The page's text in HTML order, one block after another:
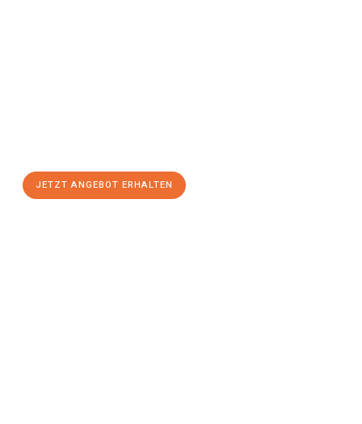
JETZT ANGEBOT ERHALTEN